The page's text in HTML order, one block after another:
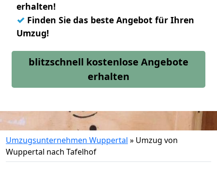
erhalten!
✓ Finden Sie das beste Angebot für Ihren
Umzug!
blitzschnell kostenlose Angebote
erhalten
Umzugsunternehmen Wuppertal » Umzug von
Wuppertal nach Tafelhof